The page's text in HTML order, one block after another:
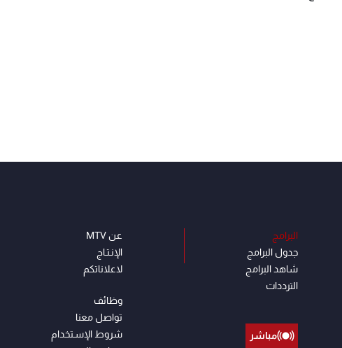
البرامج
جدول البرامج
شاهد البرامج
الترددات
مباشر
عن MTV
الإنـتـاج
لاعلاناتكم
وظائف
تواصل معنا
شروط الإسـتخدام